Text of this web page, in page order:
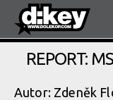
REPORT:
Autor: Zdeněk